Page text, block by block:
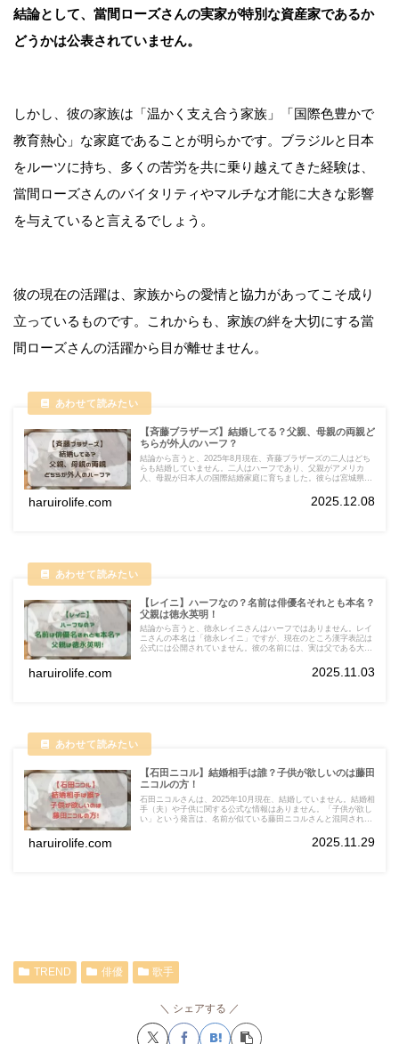
結論として、當間ローズさんの実家が特別な資産家であるか
どうかは公表されていません。
しかし、彼の家族は「温かく支え合う家族」「国際色豊かで
教育熱心」な家庭であることが明らかです。ブラジルと日本
をルーツに持ち、多くの苦労を共に乗り越えてきた経験は、
當間ローズさんのバイタリティやマルチな才能に大きな影響
を与えていると言えるでしょう。
彼の現在の活躍は、家族からの愛情と協力があってこそ成り
立っているものです。これからも、家族の絆を大切にする當
間ローズさんの活躍から目が離せません。
【斉藤ブラザーズ】結婚してる？父親、母親の両親ど
ちらが外人のハーフ？
結論から言うと、2025年8月現在、斉藤ブラザーズの二人はどち
らも結婚していません。二人はハーフであり、父親がアメリカ
人、母親が日本人の国際結婚家庭に育ちました。彼らは宮城県で
haruirolife.com 2025.12.08
【レイニ】ハーフなの？名前は俳優名それとも本名？
父親は徳永英明！
結論から言うと、徳永レイニさんはハーフではありません。レイ
ニさんの本名は「徳永レイニ」ですが、現在のところ漢字表記は
公式には公開されていません。彼の名前には、実は父である大物
haruirolife.com 2025.11.03
【石田ニコル】結婚相手は誰？子供が欲しいのは藤田
ニコルの方！
石田ニコルさんは、2025年10月現在、結婚していません。結婚相
手（夫）や子供に関する公式な情報はありません。「子供が欲し
い」という発言は、名前が似ている藤田ニコルさんと混同されて
haruirolife.com 2025.11.29
TREND 俳優 歌手
シェアする